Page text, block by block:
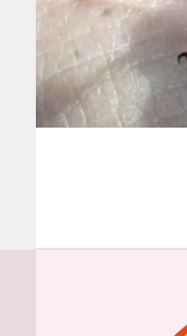
unterstützen
abo
genossenschaft